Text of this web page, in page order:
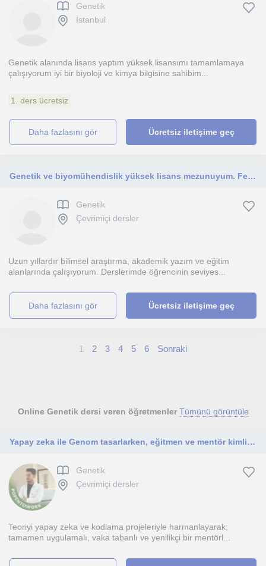
Genetik
İstanbul
Genetik alanında lisans yaptım yüksek lisansımı tamamlamaya
çalışıyorum iyi bir biyoloji ve kimya bilgisine sahibim...
1. ders ücretsiz
daha fazlasını gör Ücretsiz iletişime geç
Genetik ve biyomühendislik yüksek lisans mezunuyum. Fen Bilimleri, Biyoloji dersi ve akademik destek veriyorum.
Genetik
Çevrimiçi dersler
Uzun yıllardır bilimsel araştırma, akademik yazım ve eğitim
alanlarında çalışıyorum. Derslerimde öğrencinin seviyes...
daha fazlasını gör Ücretsiz iletişime geç
1 2 3 4 5 6 Sonraki
Online Genetik dersi veren öğretmenler Tümünü görüntüle
Yapay zeka ile Genom tasarlarken, eğitmen ve mentör kimliğimle geleceğe yön veriyorum.
Genetik
Çevrimiçi dersler
Teoriyi yapay zeka ve kodlama projeleriyle harmanlayarak;
tamamen uygulamalı, vaka tabanlı ve yenilikçi bir mentörl...